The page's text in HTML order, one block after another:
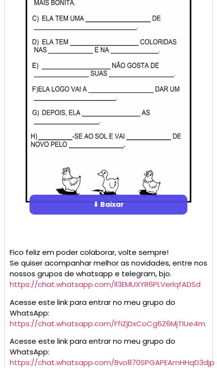
⬇ Baixar
Fico feliz em poder colaborar, volte sempre!
Se quiser acompanhar melhor as novidades, entre nos
nossos grupos de whatsapp e telegram, bjo.
https://chat.whatsapp.com/Il3EMUXYR6PLVerlqfADSd
Acesse este link para entrar no meu grupo do
WhatsApp:
https://chat.whatsapp.com/FfiZjDxCoCg6Z6MjTIUe4m
Acesse este link para entrar no meu grupo do
WhatsApp:
https://chat.whatsapp.com/Bvo870SPGAPEAmHHqD3djp